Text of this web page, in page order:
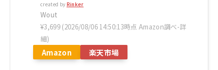
created by Rinker
Wout
¥3,699 (2026/08/06 14:50:13時点 Amazon調べ-詳
細)
Amazon 楽天市場